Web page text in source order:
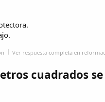
Ver respuesta completa en
cuadrados